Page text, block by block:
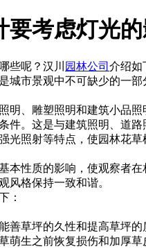
要考虑灯光
呢？汉川 园林公司 介绍如下
市景观中不可缺少的一部分
、雕塑照明和建筑小品照
。这是与建筑照明、道
照射等特点，使园林
性质的影响，使观察
格保持一致和谐。
：
坪的久性和提高草坪的质
之前恢复损伤和加厚草皮